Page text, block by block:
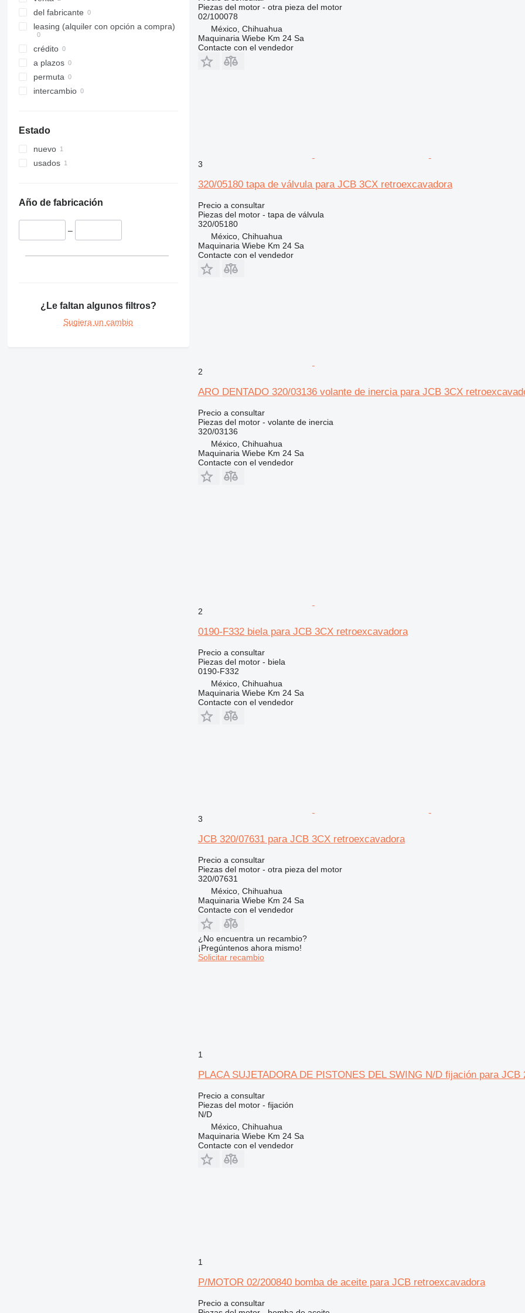
320
321
323
324
325
326
340
345
365
374
424
del fabricante
leasing (alquiler con opción a compra)
crédito
a plazos
permuta
intercambio
Estado
nuevo
usados
Año de fabricación
–
¿Le faltan algunos filtros?
Sugiera un cambio
Piezas del motor - otra pieza del motor
02/100078
México, Chihuahua
Maquinaria Wiebe Km 24 Sa
Contacte con el vendedor
3
320/05180 tapa de válvula para JCB 3CX retroexcavadora
Precio a consultar
Piezas del motor - tapa de válvula
320/05180
México, Chihuahua
Maquinaria Wiebe Km 24 Sa
Contacte con el vendedor
2
ARO DENTADO 320/03136 volante de inercia para JCB 3CX
Precio a consultar
Piezas del motor - volante de inercia
320/03136
México, Chihuahua
Maquinaria Wiebe Km 24 Sa
Contacte con el vendedor
2
0190-F332 biela para JCB 3CX retroexcavadora
Precio a consultar
Piezas del motor - biela
0190-F332
México, Chihuahua
Maquinaria Wiebe Km 24 Sa
Contacte con el vendedor
3
JCB 320/07631 para JCB 3CX retroexcavadora
Precio a consultar
Piezas del motor - otra pieza del motor
320/07631
México, Chihuahua
Maquinaria Wiebe Km 24 Sa
Contacte con el vendedor
¿No encuentra un recambio?
¡Pregúntenos ahora mismo!
Solicitar recambio
1
PLACA SUJETADORA DE PISTONES DEL SWING N/D fijación para
Precio a consultar
Piezas del motor - fijación
N/D
México, Chihuahua
Maquinaria Wiebe Km 24 Sa
Contacte con el vendedor
1
P/MOTOR 02/200840 bomba de aceite para JCB retroexcavadora
Precio a consultar